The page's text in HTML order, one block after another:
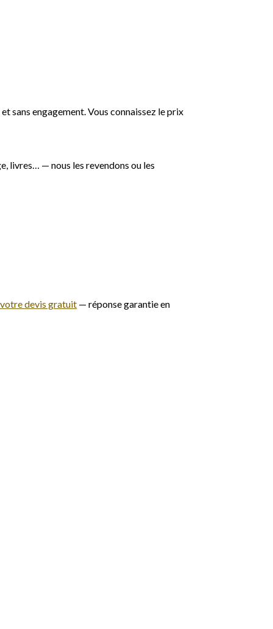
sans engagement. Vous connaissez le prix
livres… — nous les revendons ou les
devis gratuit — réponse garantie en